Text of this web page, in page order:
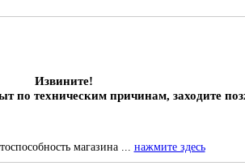
Извините!
по техническим причинам, заходите
магазина ... нажмите здесь